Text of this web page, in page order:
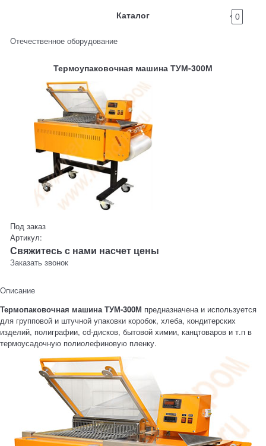
Каталог 0
Отечественное оборудование
Термоупаковочная машина ТУМ-300М
Под заказ
Артикул:
Свяжитесь с нами насчет цены
Заказать звонок
Описание
Термопаковочная машина ТУМ-300М предназначена и используется
для групповой и штучной упаковки коробок, хлеба, кондитерских
изделий, полиграфии, cd-дисков, бытовой химии, канцтоваров и т.п в
термоусадочную полиолефиновую пленку.